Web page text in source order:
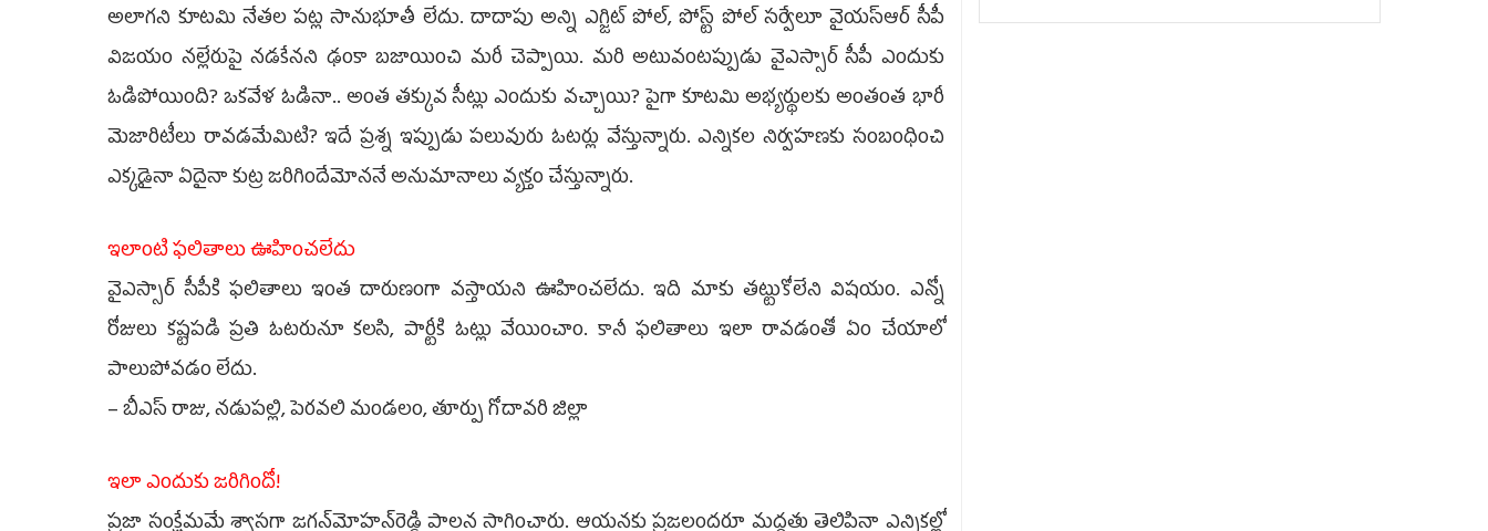
అలాగని కూటమి నేతల పట్ల సానుభూతీ లేదు. దాదాపు అన్ని ఎగ్జిట్‌ పోల్, పోస్ట్‌ పోల్‌ సర్వేలూ వైయ‌స్ఆర్‌ సీపీ
విజయం నల్లేరుపై నడకేనని ఢంకా బజాయించి మరీ చెప్పాయి. మరి అటువంటప్పుడు వైఎస్సార్‌ సీపీ ఎందుకు
ఓడిపోయింది? ఒకవేళ ఓడినా.. అంత తక్కువ సీట్లు ఎందుకు వచ్చాయి? పైగా కూటమి అభ్యర్థులకు అంతంత భారీ
మెజారిటీలు రావడమేమిటి? ఇదే ప్రశ్న ఇప్పుడు పలువురు ఓటర్లు వేస్తున్నారు. ఎన్నికల నిర్వహణకు సంబంధించి
ఎక్కడైనా ఏదైనా కుట్ర జరిగిందేమోననే అనుమానాలు వ్యక్తం చేస్తున్నారు.
ఇలాంటి ఫలితాలు ఊహించలేదు
వైఎస్సార్‌ సీపీకి ఫలితాలు ఇంత దారుణంగా వస్తాయని ఊహించలేదు. ఇది మాకు తట్టుకోలేని విషయం. ఎన్నో
రోజులు కష్టపడి ప్రతి ఓటరునూ కలసి, పార్టీకి ఓట్లు వేయించాం. కానీ ఫలితాలు ఇలా రావడంతో ఏం చేయాలో
పాలుపోవడం లేదు.
– బీఎస్‌ రాజు, నడుపల్లి, పెరవలి మండలం, తూర్పు గోదావరి జిల్లా
ఇలా ఎందుకు జరిగిందో!